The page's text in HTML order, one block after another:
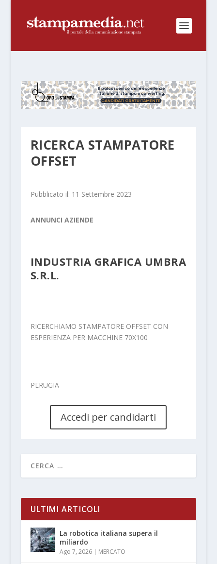
RICERCA STAMPATORE
OFFSET
Pubblicato il: 11 Settembre 2023
ANNUNCI AZIENDE
INDUSTRIA GRAFICA UMBRA
S.R.L.
RICERCHIAMO STAMPATORE OFFSET CON
ESPERIENZA PER MACCHINE 70X100
PERUGIA
Accedi per candidarti
ULTIMI ARTICOLI
La robotica italiana supera il
miliardo
Ago 7, 2026| MERCATO